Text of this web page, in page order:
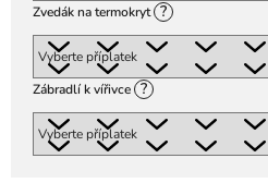
Zvedák na termokryt ?
Zábradlí k vířivce ?